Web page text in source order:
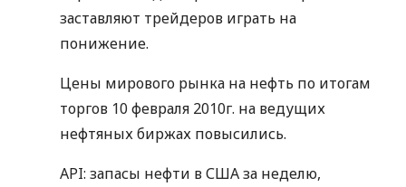
заставляют трейдеров играть на
понижение.
Цены мирового рынка на нефть по итогам
торгов 10 февраля 2010г. на ведущих
нефтяных биржах повысились.
API: запасы нефти в США за неделю,